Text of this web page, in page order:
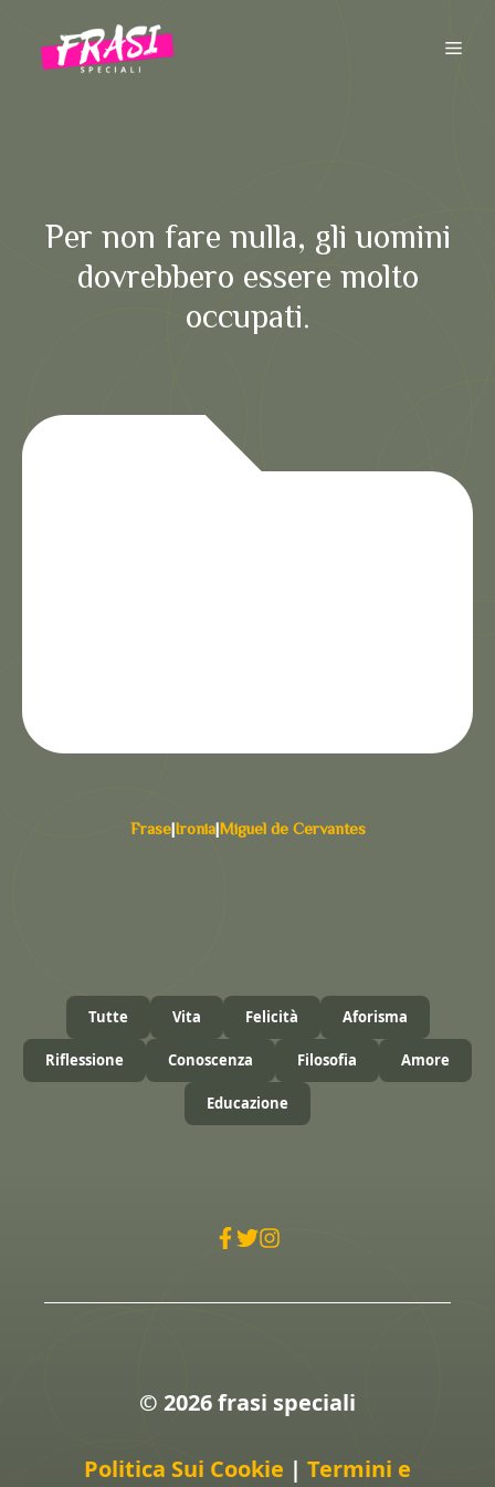
contenuto
Per non fare nulla, gli uomini
dovrebbero essere molto
occupati.
Frase|Ironia|Miguel de Cervantes
Tutte Vita Felicità Aforisma
Riflessione Conoscenza Filosofia Amore
Educazione
© 2026 frasi speciali
Politica Sui Cookie | Termini e